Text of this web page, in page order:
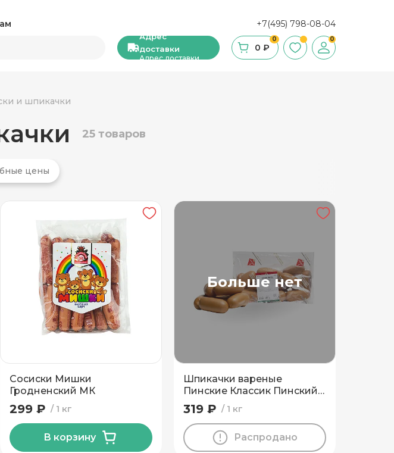
+7(495) 798-08-04
Адрес
доставки
Адрес доставки
0
0 ₽
0
и шпикачки
25 товаров
цены
Сосиски Мишки
Гродненский МК
1 кг
299 ₽
В корзину
Больше нет
Шпикачки вареные
Пинские Классик Пинский
МК
1 кг
319 ₽
Распродано
Каши, сухие завтраки, мюсли
Растительное масло
Соус и уксус
Чай